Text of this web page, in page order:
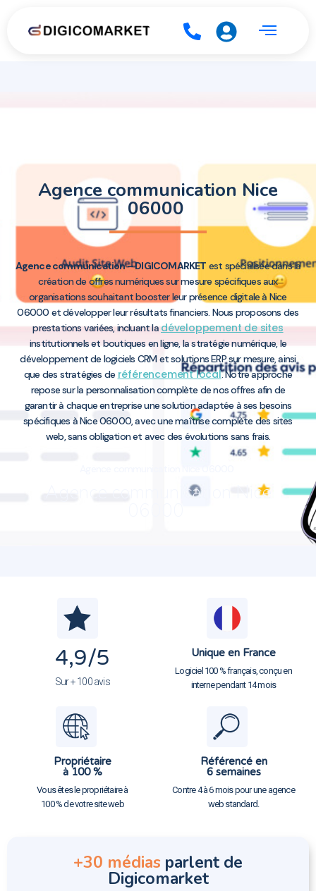
Agence communication Nice
06000
Agence communication – DIGICOMARKET est spécialisée dans la
création de offres numériques sur mesure spécifiques aux
organisations souhaitant booster leur présence digitale à Nice
06000 et développer leur résultats financiers. Nous proposons des
prestations variées, incluant ladéveloppement de sites
institutionnels et boutiques en ligne, la stratégie numérique, le
développement de logiciels CRM et solutions ERP sur mesure, ainsi
que des stratégies de référencement local. Notre approche
repose sur la personnalisation complète de nos offres afin de
garantir à chaque entreprise une solution adaptée à ses besoins
spécifiques à Nice 06000, avec une maîtrise complète des sites
web, sans obligation et avec des évolutions sans frais.
Agence communication Nice
4,9/5
Sur + 100 avis
Unique en France
Logiciel 100 % français, conçu en
interne pendant 14 mois
Propriétaire
à 100 %
Vous êtes le propriétaire à
100 % de votre site web
Référencé en
6 semaines
Contre 4 à 6 mois pour une agence
web standard.
+30 médias parlent de
Digicomarket